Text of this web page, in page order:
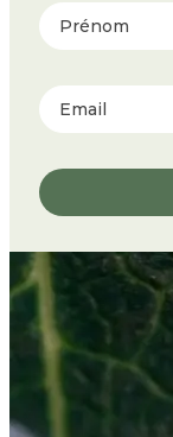
Prénom